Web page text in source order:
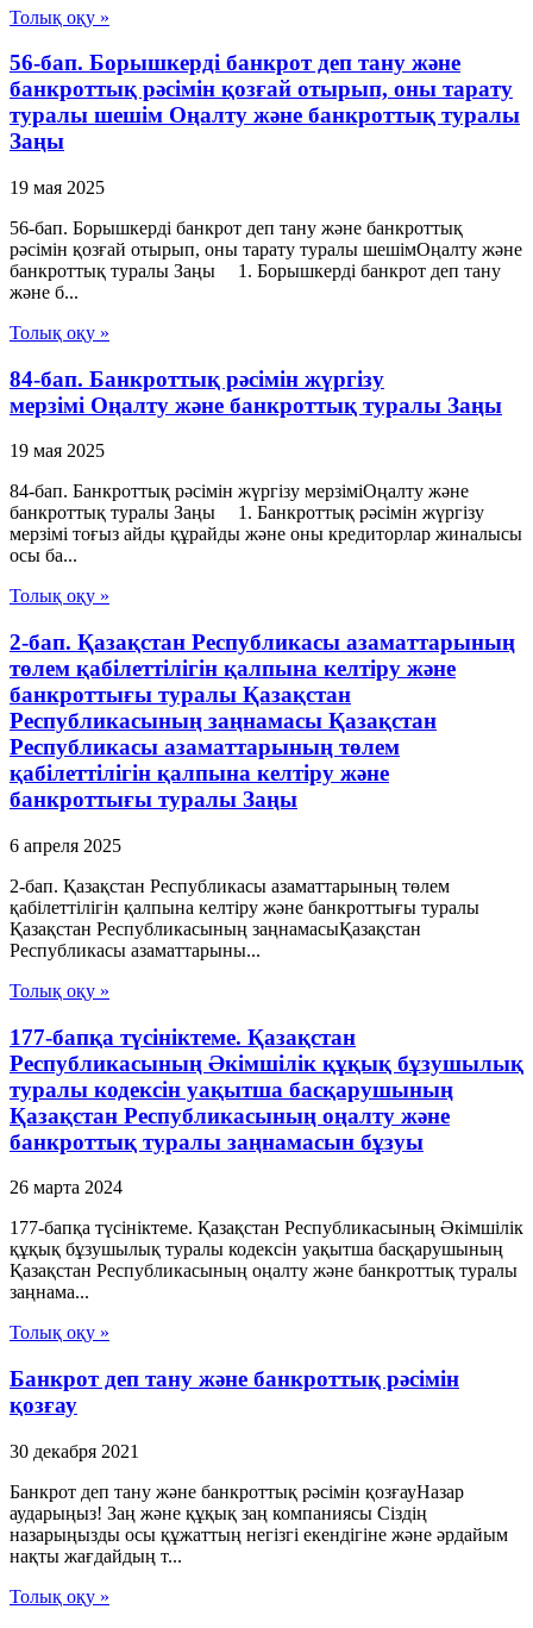
Толық оқу »
56-бап. Борышкердi банкрот деп тану және
банкроттық рәсімін қозғай отырып, оны тарату
туралы шешiм Оңалту және банкроттық туралы
Заңы
19 мая 2025
56-бап. Борышкердi банкрот деп тану және банкроттық
рәсімін қозғай отырып, оны тарату туралы шешiмОңалту және
банкроттық туралы Заңы 1. Борышкерді банкрот деп тану
және б...
Толық оқу »
84-бап. Банкроттық рәсімін жүргізу
мерзімі Оңалту және банкроттық туралы Заңы
19 мая 2025
84-бап. Банкроттық рәсімін жүргізу мерзіміОңалту және
банкроттық туралы Заңы 1. Банкроттық рәсімін жүргізу
мерзімі тоғыз айды құрайды және оны кредиторлар жиналысы
осы ба...
Толық оқу »
2-бап. Қазақстан Республикасы азаматтарының
төлем қабілеттілігін қалпына келтіру және
банкроттығы туралы Қазақстан
Республикасының заңнамасы Қазақстан
Республикасы азаматтарының төлем
қабілеттілігін қалпына келтіру және
банкроттығы туралы Заңы
6 апреля 2025
2-бап. Қазақстан Республикасы азаматтарының төлем
қабілеттілігін қалпына келтіру және банкроттығы туралы
Қазақстан Республикасының заңнамасыҚазақстан
Республикасы азаматтарыны...
Толық оқу »
177-бапқа түсініктеме. Қазақстан
Республикасының Әкімшілік құқық бұзушылық
туралы кодексін уақытша басқарушының
Қазақстан Республикасының оңалту және
банкроттық туралы заңнамасын бұзуы
26 марта 2024
177-бапқа түсініктеме. Қазақстан Республикасының Әкімшілік
құқық бұзушылық туралы кодексін уақытша басқарушының
Қазақстан Республикасының оңалту және банкроттық туралы
заңнама...
Толық оқу »
Банкрот деп тану және банкроттық рәсімін
қозғау
30 декабря 2021
Банкрот деп тану және банкроттық рәсімін қозғауНазар
аударыңыз! Заң және құқық заң компаниясы Сіздің
назарыңызды осы құжаттың негізгі екендігіне және әрдайым
нақты жағдайдың т...
Толық оқу »